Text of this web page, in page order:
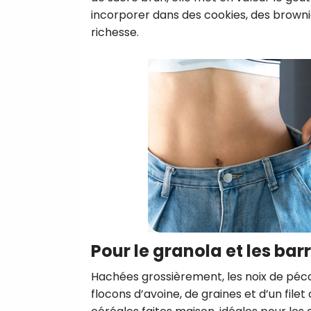
incorporer dans des cookies, des
richesse.
Pour le granola et les
Hachées grossièrement, les noix de
flocons d’avoine, de graines et d’un